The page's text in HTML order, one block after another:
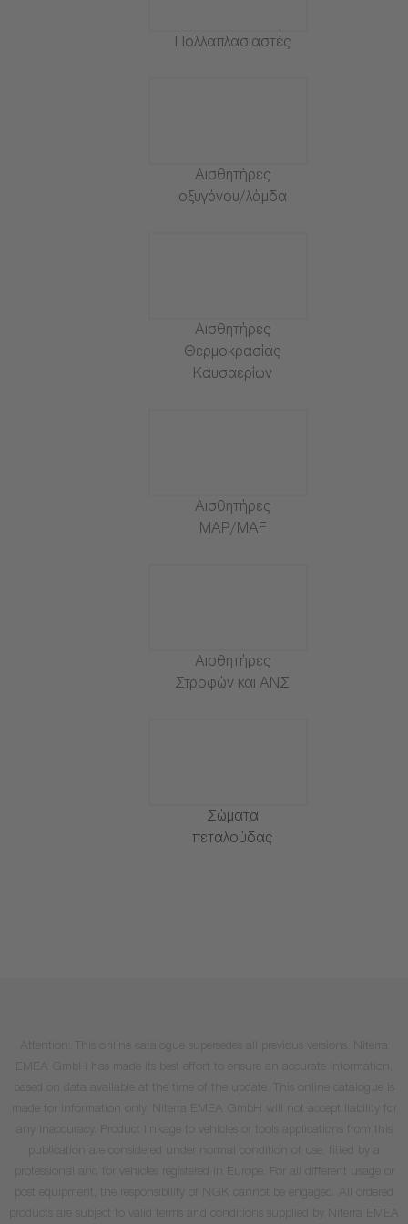
Πολλαπλασιαστές
Αισθητήρες
οξυγόνου/λάμδα
Αισθητήρες
Θερμοκρασίας
Καυσαερίων
Αισθητήρες
MAP/MAF
Αισθητήρες
Στροφών και ΑΝΣ
Σώματα
πεταλούδας